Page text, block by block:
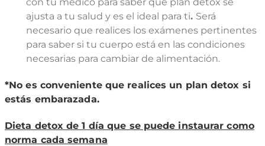
con tu médico para saber qué plan detox se
ajusta a tu salud y es el ideal para ti. Será
necesario que realices los exámenes pertinentes
para saber si tu cuerpo está en las condiciones
necesarias para cambiar de alimentación.
*No es conveniente que realices un plan detox si
estás embarazada.
Dieta detox de 1 día que se puede instaurar como
norma cada semana